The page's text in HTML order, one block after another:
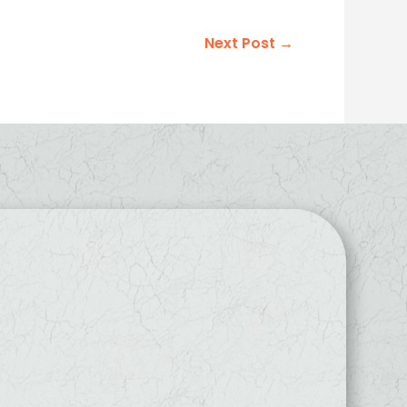
Next Post →